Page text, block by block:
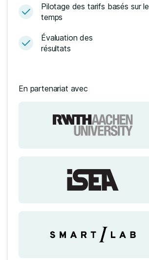
Pilotage des tarifs basés sur le
temps
Évaluation des
résultats
En partenariat avec